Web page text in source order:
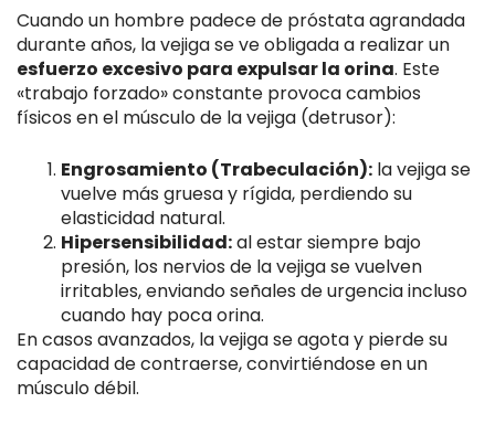
Cuando un hombre padece de próstata agrandada
durante años, la vejiga se ve obligada a realizar un
esfuerzo excesivo para expulsar la orina. Este
«trabajo forzado» constante provoca cambios
físicos en el músculo de la vejiga (detrusor):
Engrosamiento (Trabeculación): la vejiga se
vuelve más gruesa y rígida, perdiendo su
elasticidad natural.
Hipersensibilidad:al estar siempre bajo
presión, los nervios de la vejiga se vuelven
irritables, enviando señales de urgencia incluso
cuando hay poca orina.
En casos avanzados, la vejiga se agota y pierde su
capacidad de contraerse, convirtiéndose en un
músculo débil.